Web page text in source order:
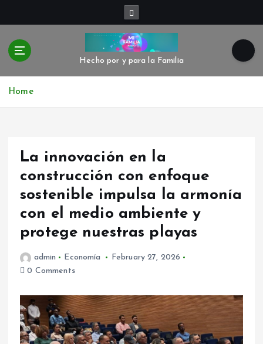
Hecho por y para la Familia
Home
La innovación en la
construcción con enfoque
sostenible impulsa la armonía
con el medio ambiente y
protege nuestras playas
admin Economía
February 27, 2026
0 Comments